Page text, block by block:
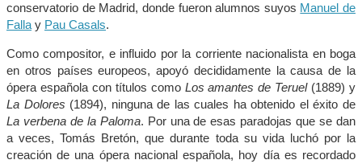
conservatorio de Madrid, donde fueron alumnos suyos Manuel de
Fallay Pau Casals.
Como compositor, e influido por la corriente nacionalista en boga
en otros países europeos, apoyó decididamente la causa de la
ópera española con títulos como Los amantes de Teruel(1889) y
La Dolores (1894), ninguna de las cuales ha obtenido el éxito de
La verbena de la Paloma. Por una de esas paradojas que se dan
a veces, Tomás Bretón, que durante toda su vida luchó por la
creación de una ópera nacional española, hoy día es recordado